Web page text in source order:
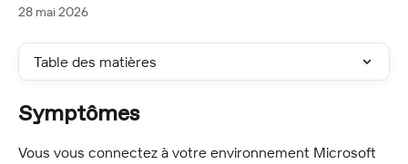
28 mai 2026
Table des matières
Symptômes
Vous vous connectez à votre environnement Microsoft